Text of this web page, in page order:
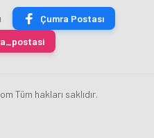
Açıkladı
Çumra Postası
Tüm hakları saklıdır.